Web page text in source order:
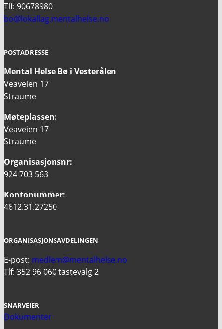
Tlf: 90678980
bo@lokallag.mentalhelse.no
POSTADRESSE
Mental Helse Bø i Vesterålen
Veaveien 17
Straume
Møteplassen:
Veaveien 17
Straume
Organisasjonsnr:
924 703 563
Kontonummer:
4612.31.27250
ORGANISASJONSAVDELINGEN
E-post: medlem@mentalhelse.no
Tlf: 352 96 060 tastevalg 2
SNARVEIER
Dokumenter